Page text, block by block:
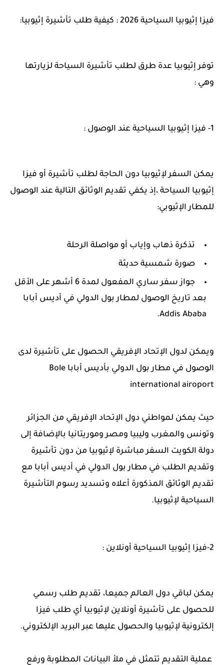
فيزا إثيوبيا السياحية 2026 : كيفية طلب تأشيرة إثيوبيا:
توفر إثيوبيا عدة طرق لطلب تأشيرة السياحة لزيارتها
وهي :
1- فيزا إثيوبيا السياحية عند الوصول :
يمكن السفر لإثيوبيا دون الحاجة لطلب تأشيرة أو فيزا
إثيوبيا السياحة ،إذ يكفي تقديم الوثائق التالية عند الوصول
للمطار الإثيوبي:
تذكرة ذهاب وإياب أو مواصلة الرحلة
صورة شمسية حديثة
جواز سفر ساري المفعول لمدة 6 أشهر على الأقل
بعد تاريخ الوصول لمطار بول الدولي في أديس أبابا
Addis Ababa.
ويمكن لدول الإتحاد الإفريقي الحصول على تأشيرة لدى
الوصول في مطار بول الدولي بأديس أبابا Bole
international airoport
حيث يمكن لمواطني دول الإتحاد الإفريقي من الجزائر
وتونس والمغرب وليبيا ومصر وموريتانيا بالإضافة إلى
دولة الكويت السفر مباشرة لإثيوبيا من دون تأشيرة
وتقديم الطلب في مطار بول الدولي في أديس أبابا مع
تقديم الوثائق المذكورة أعلاه وتسديد رسوم التأشيرة
السياحية لإثيوبيا.
2-فيزا إثيوبيا السياحية أونلاين :
يمكن لباقي دول العالم جميعا، تقديم طلب رسمي
للحصول على تأشيرة أونلاين لإثيوبيا أي طلب فيزا
إلكترونية لإثيوبيا والحصول عليها عبر البريد الإلكتروني.
عملية التقديم تتمثل في ملأ البيانات المطلوبة ورفع